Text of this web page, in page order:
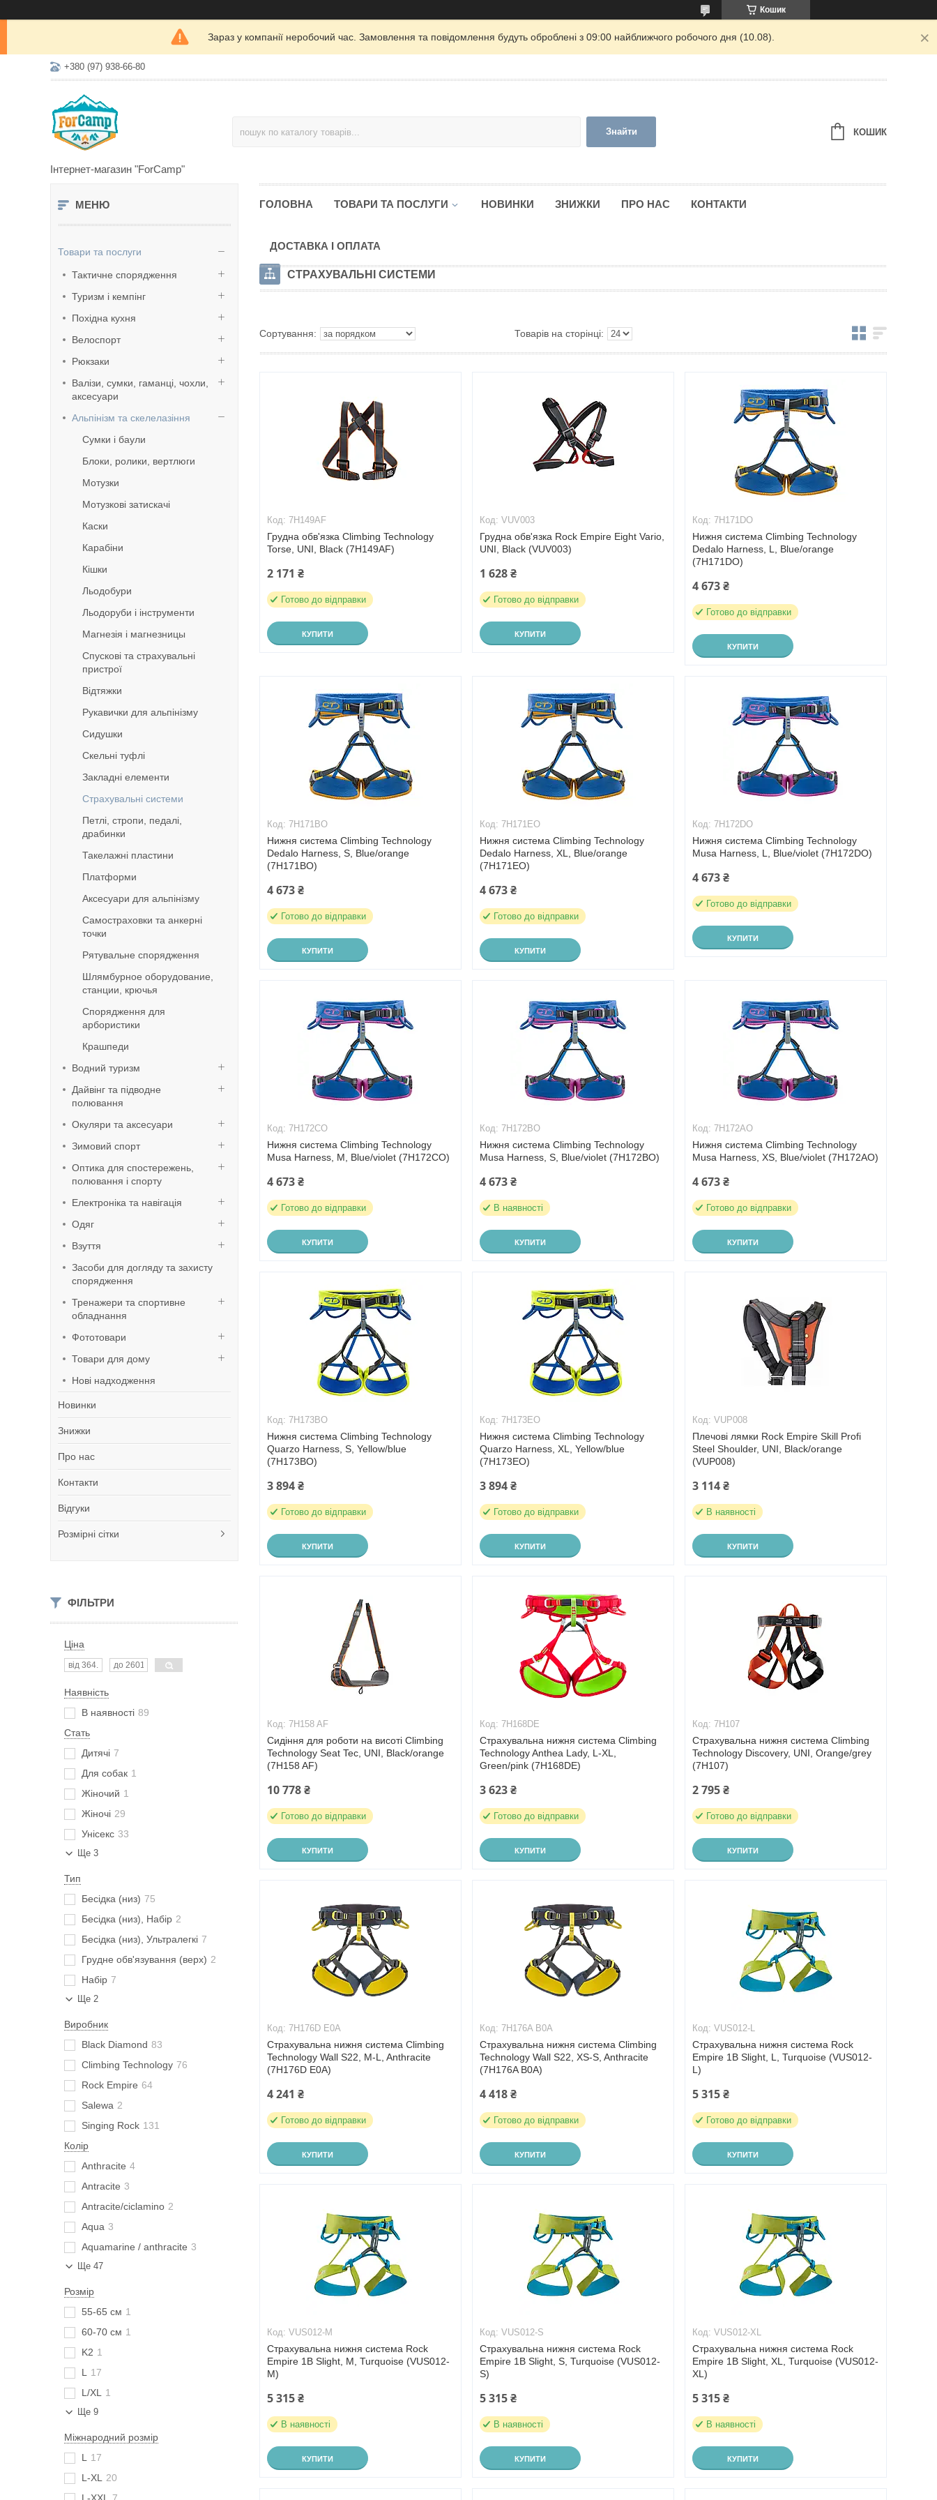
Кошик
Зараз у компанії неробочий час. Замовлення та повідомлення будуть оброблені з 09:00 найближчого робочого дня (10.08).
+380 (97) 938-66-80
Інтернет-магазин "ForCamp"
Знайти КОШИК
Товари та послуги
Тактичне спорядження
Туризм і кемпінг
Похідна кухня
Велоспорт
Рюкзаки
Валізи, сумки, гаманці, чохли,
аксесуари
Альпінізм та скелелазіння
Сумки і баули
Блоки, ролики, вертлюги
Мотузки
Мотузкові затискачі
Каски
Карабіни
Кішки
Льодобури
Льодоруби і інструменти
Магнезія і магнезницы
Спускові та страхувальні
пристрої
Відтяжки
Рукавички для альпінізму
Сидушки
Скельні туфлі
Закладні елементи
Страхувальні системи
Петлі, стропи, педалі,
драбинки
Такелажні пластини
Платформи
Аксесуари для альпінізму
Самостраховки та анкерні
точки
Рятувальне спорядження
Шлямбурное оборудование,
станции, крючья
Спорядження для
арбористики
Крашпеди
Водний туризм
Дайвінг та підводне
полювання
Окуляри та аксесуари
Зимовий спорт
Оптика для спостережень,
полювання і спорту
Електроніка та навігація
Одяг
Взуття
Засоби для догляду та захисту
спорядження
Тренажери та спортивне
обладнання
Фототовари
Товари для дому
Нові надходження
Новинки
Знижки
Про нас
Контакти
Відгуки
Розмірні сітки
ФІЛЬТРИ
Ціна
Наявність
В наявності 89
Стать
Дитячі 7
Для собак 1
Жіночий 1
Жіночі 29
Унісекс 33
Ще 3
Тип
Бесідка (низ) 75
Бесідка (низ), Набір 2
Бесідка (низ), Ультралегкі 7
Грудне обв'язування (верх) 2
Набір 7
Ще 2
Виробник
Black Diamond 83
Climbing Technology 76
Rock Empire 64
Salewa 2
Singing Rock 131
Колір
Anthracite 4
Antracite 3
Antracite/ciclamino 2
Aqua 3
Aquamarine / anthracite 3
Ще 47
Розмір
55-65 см 1
60-70 см 1
K2 1
L
17
L/XL
1
Ще 9
Міжнародний розмір
L
17
L-XL
20
ГОЛОВНА ТОВАРИ ТА ПОСЛУГИ НОВИНКИ ЗНИЖКИ ПРО НАС КОНТАКТИ
ДОСТАВКА І ОПЛАТА
СТРАХУВАЛЬНІ СИСТЕМИ
7H149AF
Грудна обв'язка Climbing Technology
Torse, UNI, Black (7H149AF)
2 171 ₴
Готово до відправки
КУПИТИ
VUV003
Грудна обв'язка Rock Empire Eight Vario,
UNI, Black (VUV003)
1 628 ₴
Готово до відправки
КУПИТИ
7H171DO
Нижня система Climbing Technology
Dedalo Harness, L, Blue/orange
(7H171DO)
4 673 ₴
Готово до відправки
КУПИТИ
7H171BO
Нижня система Climbing Technology
Dedalo Harness, S, Blue/orange
(7H171BO)
4 673 ₴
Готово до відправки
КУПИТИ
7H171EO
Нижня система Climbing Technology
Dedalo Harness, XL, Blue/orange
(7H171EO)
4 673 ₴
Готово до відправки
КУПИТИ
7H172DO
Нижня система Climbing Technology
Musa Harness, L, Blue/violet (7H172DO)
4 673 ₴
Готово до відправки
КУПИТИ
7H172CO
Нижня система Climbing Technology
Musa Harness, M, Blue/violet (7H172CO)
4 673 ₴
Готово до відправки
КУПИТИ
7H172BO
Нижня система Climbing Technology
Musa Harness, S, Blue/violet (7H172BO)
4 673 ₴
В наявності
КУПИТИ
7H172AO
Нижня система Climbing Technology
Musa Harness, XS, Blue/violet (7H172AO)
4 673 ₴
Готово до відправки
КУПИТИ
7H173BO
Нижня система Climbing Technology
Quarzo Harness, S, Yellow/blue
(7H173BO)
3 894 ₴
Готово до відправки
КУПИТИ
7H173EO
Нижня система Climbing Technology
Quarzo Harness, XL, Yellow/blue
(7H173EO)
3 894 ₴
Готово до відправки
КУПИТИ
VUP008
Плечові лямки Rock Empire Skill Profi
Steel Shoulder, UNI, Black/orange
(VUP008)
3 114 ₴
В наявності
КУПИТИ
7H158 AF
Сидіння для роботи на висоті Climbing
Technology Seat Tec, UNI, Black/orange
(7H158 AF)
10 778 ₴
Готово до відправки
КУПИТИ
7H168DE
Страхувальна нижня система Climbing
Technology Anthea Lady, L-XL,
Green/pink (7H168DE)
3 623 ₴
Готово до відправки
КУПИТИ
7H107
Страхувальна нижня система Climbing
Technology Discovery, UNI, Orange/grey
(7H107)
2 795 ₴
Готово до відправки
КУПИТИ
7H176D E0A
Страхувальна нижня система Climbing
Technology Wall S22, M-L, Anthracite
(7H176D E0A)
4 241 ₴
Готово до відправки
КУПИТИ
7H176A B0A
Страхувальна нижня система Climbing
Technology Wall S22, XS-S, Anthracite
(7H176A B0A)
4 418 ₴
Готово до відправки
КУПИТИ
VUS012-L
Страхувальна нижня система Rock
Empire 1B Slight, L, Turquoise (VUS012-
L)
5 315 ₴
Готово до відправки
КУПИТИ
VUS012-M
Страхувальна нижня система Rock
Empire 1B Slight, M, Turquoise (VUS012-
M)
5 315 ₴
В наявності
КУПИТИ
VUS012-S
Страхувальна нижня система Rock
Empire 1B Slight, S, Turquoise (VUS012-
S)
5 315 ₴
В наявності
КУПИТИ
VUS012-XL
Страхувальна нижня система Rock
Empire 1B Slight, XL, Turquoise (VUS012-
XL)
5 315 ₴
В наявності
КУПИТИ